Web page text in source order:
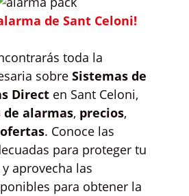
de Sant Celoni!
toda la
sobre Sistemas de
Direct en Sant Celoni,
de alarmas, precios,
ofertas. Conoce las
para proteger tu
aprovecha las
para obtener la